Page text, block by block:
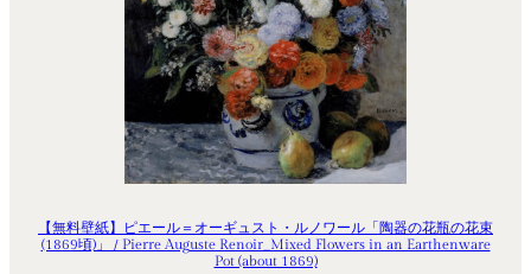
【無料壁紙】ピエール＝オーギュスト・ルノワール「陶器の花瓶の花束
(1869頃)」 / Pierre Auguste Renoir_Mixed Flowers in an Earthenware
Pot (about 1869)